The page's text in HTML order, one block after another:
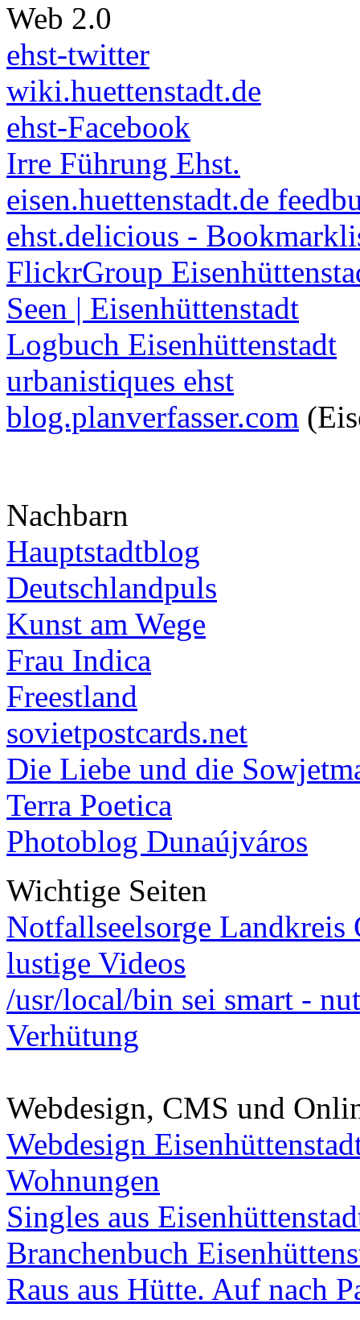
Web 2.0
ehst-twitter
wiki.huettenstadt.de
ehst-Facebook
Irre Führung Ehst.
eisen.huettenstadt.de
ehst.delicious -
FlickrGroup
Seen | Eisenhüttenstadt
Logbuch Eisenhüttenstadt
urbanistiques ehst
blog.planverfasser.com
Nachbarn
Hauptstadtblog
Deutschlandpuls
Kunst am Wege
Frau Indica
Freestland
sovietpostcards.net
Die Liebe und die
Terra Poetica
Photoblog Dunaújváros
Wichtige Seiten
Notfallseelsorge Landkreis
lustige Videos
/usr/local/bin sei smart -
Verhütung
Webdesign, CMS und
Webdesign
Wohnungen
Singles aus
Branchenbuch
Raus aus Hütte. Auf nach